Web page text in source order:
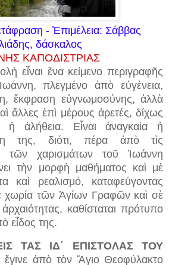
- Ἐπιμέλεια: Σάββας
δάσκαλος
ΚΑΠΟΔΙΣΤΡΙΑΣ
εἶναι ἕνα κείμενο περιγραφῆς
πλεγμένο ἀπὸ εὐγένεια,
ἔκφραση εὐγνωμοσύνης, ἀλλὰ
ἄλλες ἐπὶ μέρους ἀρετές, δίχως
ἡ ἀλήθεια. Εἶναι ἀναγκαία ἡ
της, διότι, πέρα ἀπὸ τὶς
τῶν χαρισμάτων τοῦ Ἰωάννη
τὴν μορφὴ μαθήματος καὶ μὲ
καὶ ρεαλισμό, καταφεύγοντας
χωρία τῶν Ἁγίων Γραφῶν καὶ σὲ
καθίσταται πρότυπο
εἶδος της.
ΤΑΣ ΙΔ΄ ΕΠΙΣΤΟΛΑΣ ΤΟΥ
ἔγινε ἀπὸ τὸν Ἅγιο Θεοφύλακτο